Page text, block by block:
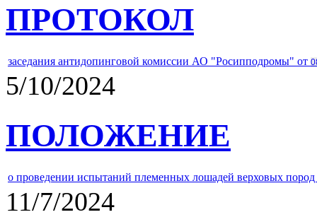
ПРОТОКОЛ
заседания антидопинговой комиссии АО "Росипподромы" от
5/10/2024
ПОЛОЖЕНИЕ
о проведении испытаний племенных лошадей верховых
11/7/2024